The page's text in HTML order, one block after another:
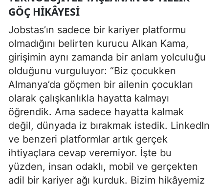
GÖÇ HIKÂYESI
Jobstas’ın sadece bir kariyer platformu
olmadığını belirten kurucu Alkan Kama,
girişimin aynı zamanda bir anlam yolculuğu
olduğunu vurguluyor: “Biz çocukken
Almanya’da göçmen bir ailenin çocukları
olarak çalışkanlıkla hayatta kalmayı
öğrendik. Ama sadece hayatta kalmak
değil, dünyada iz bırakmak istedik. LinkedIn
ve benzeri platformlar artık gerçek
ihtiyaçlara cevap veremiyor. İşte bu
yüzden, insan odaklı, mobil ve gerçekten
adil bir kariyer ağı kurduk. Bizim hikâyemiz